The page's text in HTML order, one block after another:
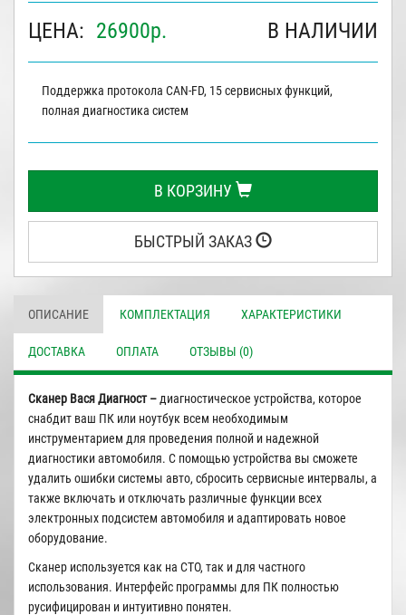
ЦЕНА: 26900р. В НАЛИЧИИ
Поддержка протокола САN-FD, 15 сервисных функций,
полная диагностика систем
В КОРЗИНУ
БЫСТРЫЙ ЗАКАЗ
ОПИСАНИЕ КОМПЛЕКТАЦИЯ ХАРАКТЕРИСТИКИ
ДОСТАВКА ОПЛАТА ОТЗЫВЫ (0)
Сканер Вася Диагност – диагностическое устройства, которое
снабдит ваш ПК или ноутбук всем необходимым
инструментарием для проведения полной и надежной
диагностики автомобиля. С помощью устройства вы сможете
удалить ошибки системы авто, сбросить сервисные интервалы, а
также включать и отключать различные функции всех
электронных подсистем автомобиля и адаптировать новое
оборудование.
Сканер используется как на СТО, так и для частного
использования. Интерфейс программы для ПК полностью
русифицирован и интуитивно понятен.